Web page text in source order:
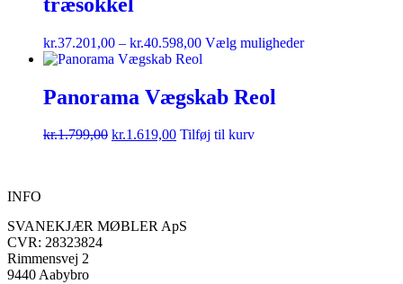
kr.37.201,00 – kr.40.598,00 Vælg muligheder
Panorama Vægskab Reol
kr.1.799,00 kr.1.619,00 Tilføj til kurv
INFO
SVANEKJÆR MØBLER ApS
CVR: 28323824
Rimmensvej 2
9440 Aabybro